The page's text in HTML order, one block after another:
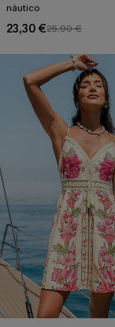
náutico
23,30 €25,90 €